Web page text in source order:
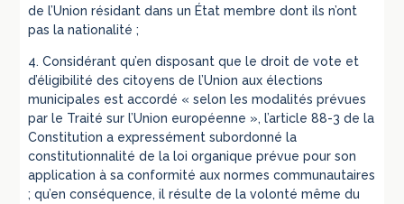
de l’Union résidant dans un État membre dont ils n’ont
pas la nationalité ;
4. Considérant qu’en disposant que le droit de vote et
d’éligibilité des citoyens de l’Union aux élections
municipales est accordé « selon les modalités prévues
par le Traité sur l’Union européenne », l’article 88-3 de la
Constitution a expressément subordonné la
constitutionnalité de la loi organique prévue pour son
application à sa conformité aux normes communautaires
; qu’en conséquence, il résulte de la volonté même du